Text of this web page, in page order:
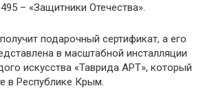
– «Защитники Отечества».
подарочный сертификат, а его
в масштабной инсталляции
искусства «Таврида АРТ», который
в Республике Крым.